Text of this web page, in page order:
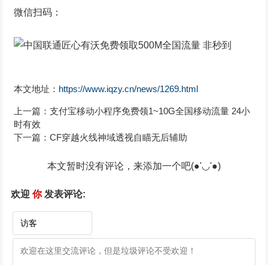
微信扫码：
本文地址： https://www.iqzy.cn/news/1269.html
上一篇： 支付宝移动小程序免费领1~10G全国移动流量 24小
时有效
下一篇： CF穿越火线神域透视自瞄无后辅助
本文暂时没有评论，来添加一个吧(●'◡'●)
欢迎 你发表评论: